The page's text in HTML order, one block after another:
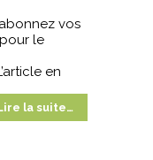
vos
le
en
la suite…